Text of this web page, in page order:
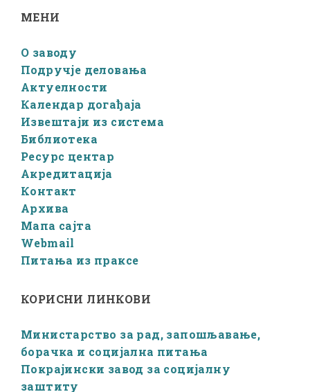
МЕНИ
О заводу
Подручје деловања
Актуелности
Календар догађаја
Извештаји из система
Библиотека
Ресурс центар
Акредитација
Контакт
Архива
Мапа сајта
Webmail
Питања из праксе
КОРИСНИ ЛИНКОВИ
Министарство за рад, запошљавање,
борачка и социјална питања
Покрајински завод за социјалну
заштиту